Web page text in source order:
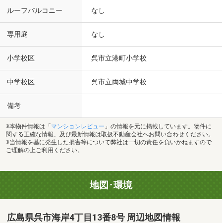
ルーフバルコニー なし
専用庭 なし
小学校区 呉市立港町小学校
中学校区 呉市立両城中学校
備考
※本物件情報は「 マンションレビュー 」の情報を元に掲載しています。物件に
関する正確な情報、及び最新情報は取扱不動産会社へお問い合わせください。
※当情報を基に発生した損害等について弊社は一切の責任を負いかねますので
ご理解の上ご利用ください。
地図･環境
広島県呉市海岸4丁目13番8号 周辺地図情報